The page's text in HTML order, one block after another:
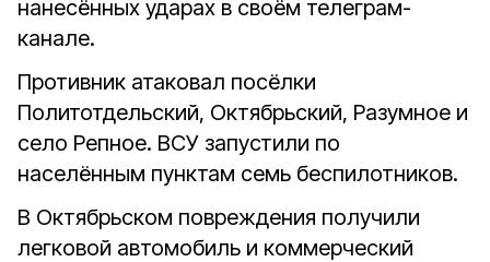
нанесённых ударах в своём телеграм-
канале.
Противник атаковал посёлки
Политотдельский, Октябрьский, Разумное и
село Репное. ВСУ запустили по
населённым пунктам семь беспилотников.
В Октябрьском повреждения получили
легковой автомобиль и коммерческий